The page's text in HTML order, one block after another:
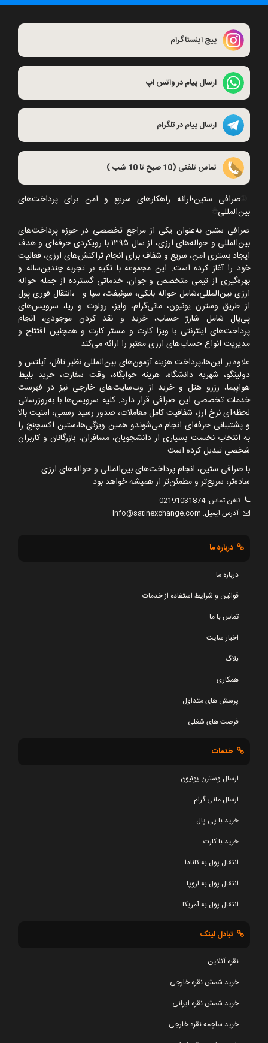
پیج اینستاگرام
ارسال پیام در واتس اپ
ارسال پیام در تلگرام
تماس تلفنی (10 صبح تا 10 شب )
صرافی ستین؛ارائه راهکارهای سریع و امن برای پرداخت‌های
بین‌المللی
صرافی ستین به‌عنوان یکی از مراجع تخصصی در حوزه پرداخت‌های
بین‌المللی و حواله‌های ارزی، از سال ۱۳۹۵با رویکردی حرفه‌ای و هدف
ایجاد بستری امن، سریع و شفاف برای انجام تراکنش‌های ارزی، فعالیت
خود را آغاز کرده است. این مجموعه با تکیه بر تجربه چندین‌ساله و
بهره‌گیری از تیمی متخصص و جوان، خدماتی گسترده از جمله حواله
ارزی بین‌المللی،شامل حواله بانکی، سوئیفت، سپا و …،انتقال فوری پول
از طریق وسترن یونیون، مانی‌گرام، وایز، رولوت و ریا، سرویس‌های
پی‌پال شامل شارژ حساب، خرید و نقد کردن موجودی، انجام
پرداخت‌های اینترنتی با ویزا کارت و مستر کارت و همچنین افتتاح و
مدیریت انواع حساب‌های ارزی معتبر را ارائه می‌کند.
علاوه بر این‌ها،پرداخت هزینه آزمون‌های بین‌المللی نظیر تافل، آیلتس و
دولینگو، شهریه دانشگاه، هزینه خوابگاه، وقت سفارت، خرید بلیط
هواپیما، رزرو هتل و خرید از وب‌سایت‌های خارجی نیز در فهرست
خدمات تخصصی این صرافی قرار دارد. کلیه سرویس‌ها با به‌روزرسانی
لحظه‌ای نرخ ارز، شفافیت کامل معاملات، صدور رسید رسمی، امنیت بالا
و پشتیبانی حرفه‌ای انجام می‌شوندو همین ویژگی‌ها،ستین اکسچنج را
به انتخاب نخست بسیاری از دانشجویان، مسافران، بازرگانان و کاربران
شخصی تبدیل کرده است.
با صرافی ستین، انجام پرداخت‌های بین‌المللی و حواله‌های ارزی
ساده‌تر، سریع‌تر و مطمئن‌تر از همیشه خواهد بود.
تلفن تماس:02191031874
آدرس ایمیل: Info@satinexchange.com
درباره ما
درباره ما
قوانین و شرایط استفاده از خدمات
تماس با ما
اخبار سایت
بلاگ
همکاری
پرسش های متداول
فرصت های شغلی
خدمات
ارسال وسترن یونیون
ارسال مانی گرام
خرید با پی پال
خرید با کارت
انتقال پول به کانادا
انتقال پول به اروپا
انتقال پول به آمریکا
تبادل لینک
نقره آنلاین
خرید شمش نقره خارجی
خرید شمش نقره ایرانی
خرید ساچمه نقره خارجی